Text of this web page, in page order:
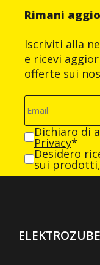
Rimani
Iscriviti alla
e ricevi
offerte sui
Dichiaro di
Privacy*
Desidero
sui